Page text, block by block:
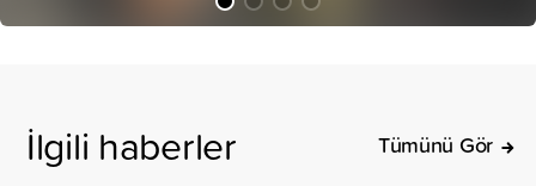
İlgili haberler Tümünü Gör